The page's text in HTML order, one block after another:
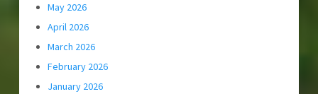
May 2026
April 2026
March 2026
February 2026
January 2026